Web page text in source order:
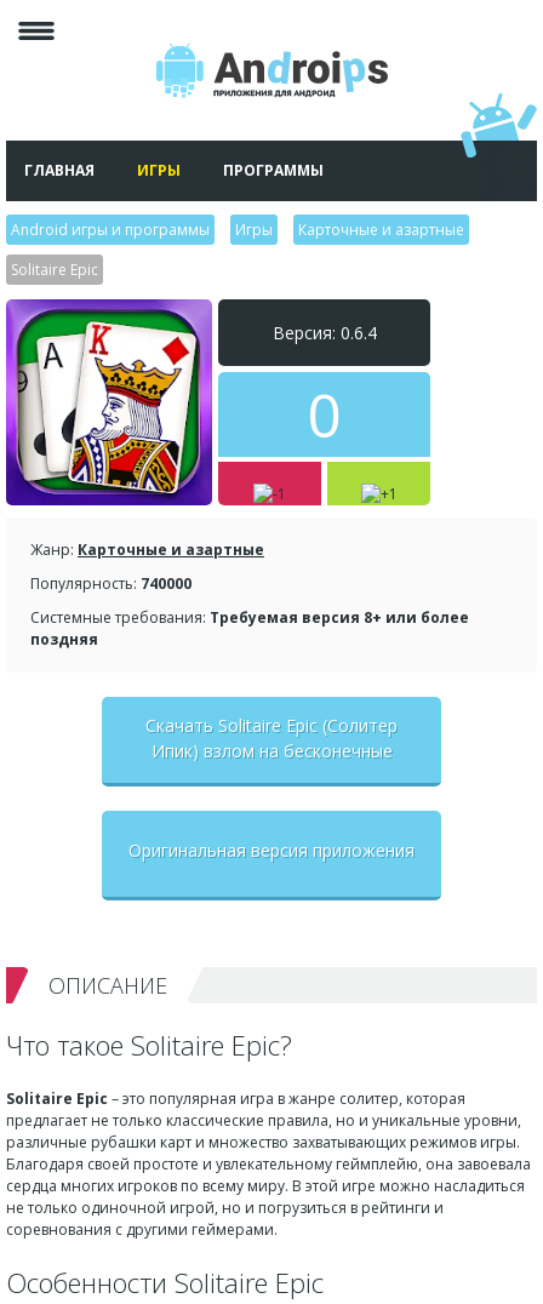
ГЛАВНАЯ ИГРЫ ПРОГРАММЫ
Android игры и программы Игры Карточные и азартные
Solitaire Epic
Версия: 0.6.4
0
Жанр: Карточные и азартные
Популярность: 740000
Системные требования: Требуемая версия 8+ или более
поздняя
Скачать Solitaire Epic (Солитер
Ипик) взлом на бесконечные
Оригинальная версия приложения
ОПИСАНИЕ
Что такое Solitaire Epic?
Solitaire Epic – это популярная игра в жанре солитер, которая
предлагает не только классические правила, но и уникальные уровни,
различные рубашки карт и множество захватывающих режимов игры.
Благодаря своей простоте и увлекательному геймплейю, она завоевала
сердца многих игроков по всему миру. В этой игре можно насладиться
не только одиночной игрой, но и погрузиться в рейтинги и
соревнования с другими геймерами.
Особенности Solitaire Epic